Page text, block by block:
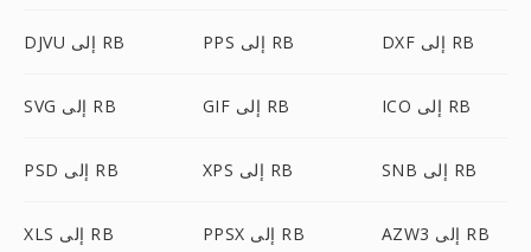
DJVU إلى RB PPS إلى RB DXF إلى RB
SVG إلى RB GIF إلى RB ICO إلى RB
PSD إلى RB XPS إلى RB SNB إلى RB
XLS إلى RB PPSX إلى RB AZW3 إلى RB